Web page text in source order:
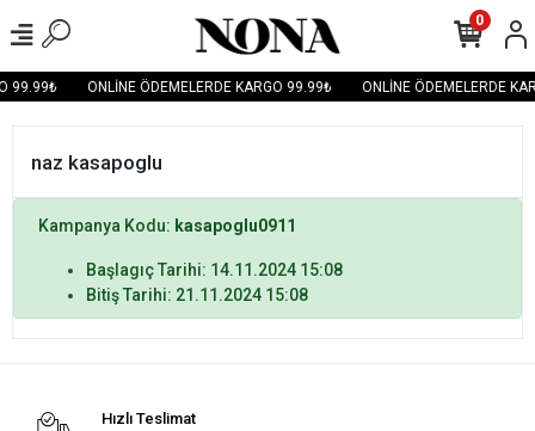
99.99₺ ONLİNE ÖDEMELERDE KARGO 99.99₺ ONLİNE ÖDEMELERDE
0
naz kasapoglu
Kampanya Kodu: kasapoglu0911
Başlagıç Tarihi: 14.11.2024 15:08
Bitiş Tarihi: 21.11.2024 15:08
Hızlı Teslimat